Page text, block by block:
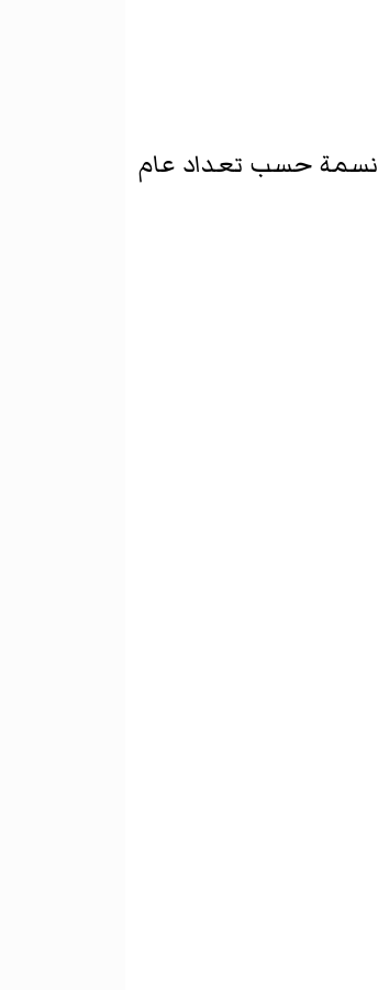
. بلغ عدد سكانها 509 نسمة حسب تعداد عام